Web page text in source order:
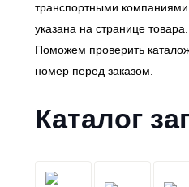
транспортными
указана на странице товара.
Поможем проверить
номер перед заказом.
Каталог